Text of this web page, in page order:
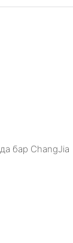
бар ChangJia